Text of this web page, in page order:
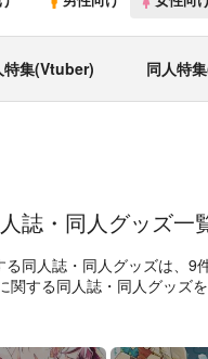
特集(Vtuber) 同人特
誌・同人グッズ一
る同人誌・同人グッズは、9
する同人誌・同人グッズ